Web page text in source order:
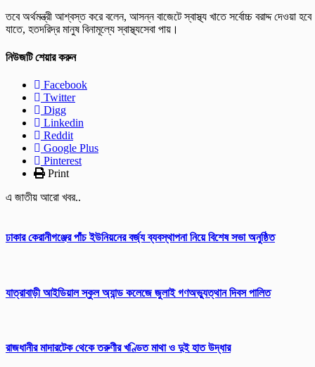
তবে অর্থমন্ত্রী আশ্বস্ত করে বলেন, আসন্ন বাজেটে স্বাস্থ্য খাতে সর্বোচ্চ বরাদ্দ দেওয়া
যাতে, হতদরিদ্র মানুষ বিনামূল্যে স্বাস্থ্যসেবা পায়।
নিউজটি শেয়ার করুন
Facebook
Twitter
Digg
Linkedin
Reddit
Google Plus
Pinterest
Print
এ জাতীয় আরো খবর..
ঢাকার কেরানীগঞ্জের পাঁচ ইউনিয়নের বর্জ্য ব্যবস্থাপনা নিয়ে বিশেষ সভা অনুষ্ঠিত
যাত্রাবাড়ী আইডিয়াল স্কুল অ্যান্ড কলেজে জুলাই গণঅভ্যুত্থান দিবস পালিত
রাজধানীর মাদারটেক থেকে তরুণীর খণ্ডিত মাথা ও দুই হাত উদ্ধার